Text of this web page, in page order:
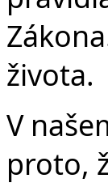
života.
V
proto,